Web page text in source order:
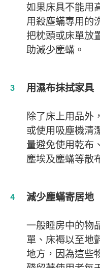
如果床具不能用
用殺塵蟎專用的
把枕頭或床單放
助減少塵蟎。
用濕布抹拭家具
除了床上用品外
或使用吸塵機清
量避免使用乾布
塵埃及塵蟎等散
減少塵蟎寄居地
一般睡房中的物
單、床褥以至地
地方，因為這些